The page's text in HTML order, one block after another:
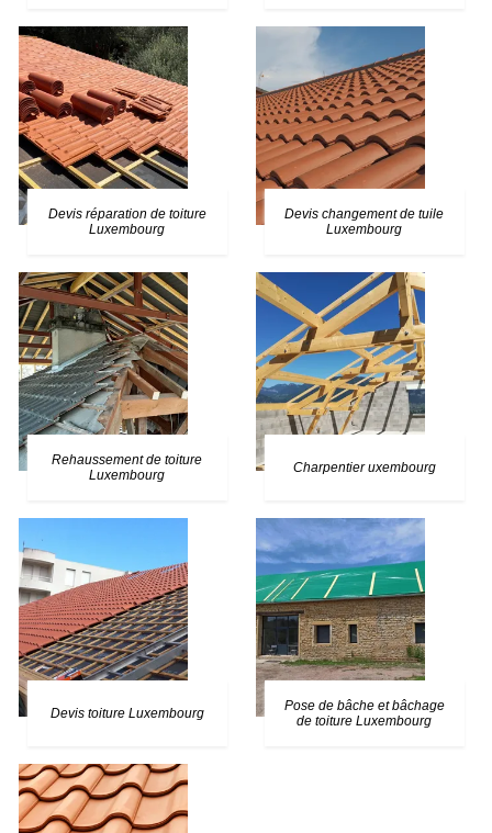
Devis réparation de toiture
Luxembourg
Devis changement de tuile
Luxembourg
Rehaussement de toiture
Luxembourg
Charpentier uxembourg
Devis toiture Luxembourg
Pose de bâche et bâchage
de toiture Luxembourg